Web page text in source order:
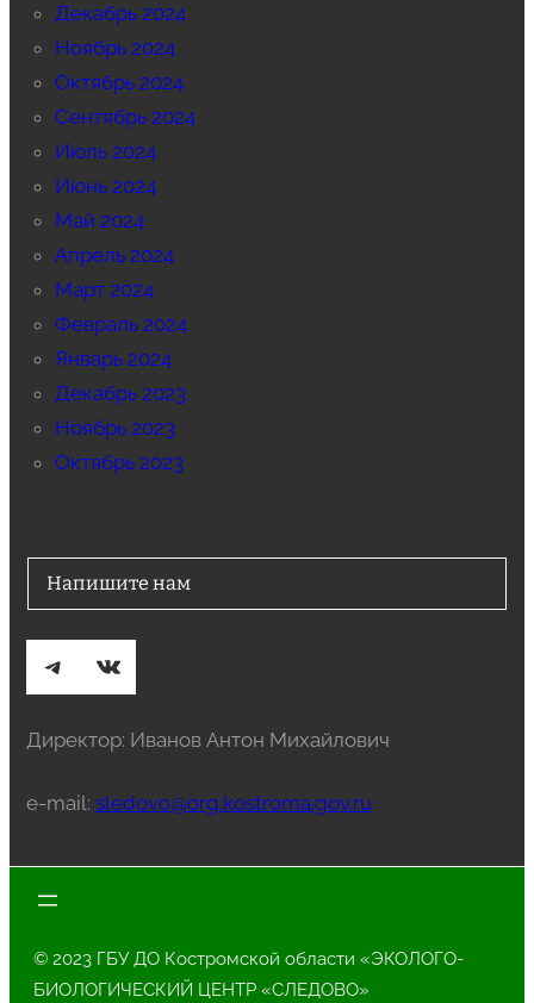
Декабрь 2024
Ноябрь 2024
Октябрь 2024
Сентябрь 2024
Июль 2024
Июнь 2024
Май 2024
Апрель 2024
Март 2024
Февраль 2024
Январь 2024
Декабрь 2023
Ноябрь 2023
Октябрь 2023
Напишите нам
Telegram ВКонтакте
Директор: Иванов Антон Михайлович
e-mail: sledovo@org.kostroma.gov.ru
© 2023 ГБУ ДО Костромской области «ЭКОЛОГО-
БИОЛОГИЧЕСКИЙ ЦЕНТР «СЛЕДОВО»